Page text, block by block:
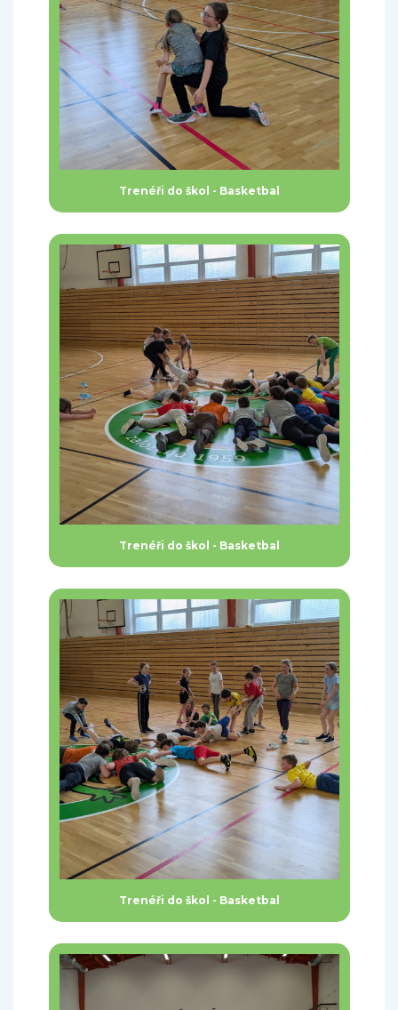
Trenéři do škol - Basketbal
Trenéři do škol - Basketbal
Trenéři do škol - Basketbal